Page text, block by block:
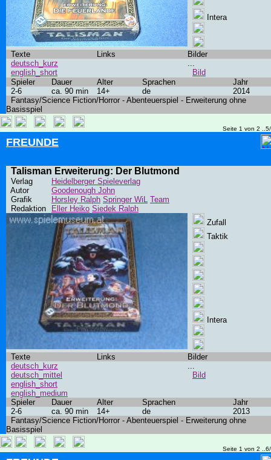
Intera
Texte Links
Bilder
deutsch_kurz
english_short
...
Bild
Spieler
Dauer Alter Sprachen
Jahr
2-6
ca. 90 min 14+ de
2014
Fantasy/Science Fiction/Horror - Abenteuerspiel - Erweiterung ohne
Basisspiel
Seite 1 von 2
FREUNDE
Talisman Erweiterung: Der Blutmond
Verlag
Heidelberger Spieleverlag
Autor
Goodenough John
Grafik
Horsley Ralph Springer WiL Team
Redaktion
Eller Heiko Siedek Ralph
Zufall
Taktik
Intera
Texte Links
Bilder
deutsch_kurz
deutsch_mittel
english_short
english_medium
...
Bild
Spieler Dauer Alter Sprachen
Jahr
2-6
ca. 90 min 14+ de
2013
Fantasy/Science Fiction/Horror - Abenteuerspiel - Erweiterung ohne
Basisspiel
Seite 1 von 2